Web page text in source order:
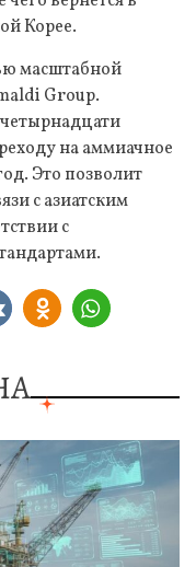
Корее.
масштабной
Group.
на аммиачное
Это позволит
с азиатским
с